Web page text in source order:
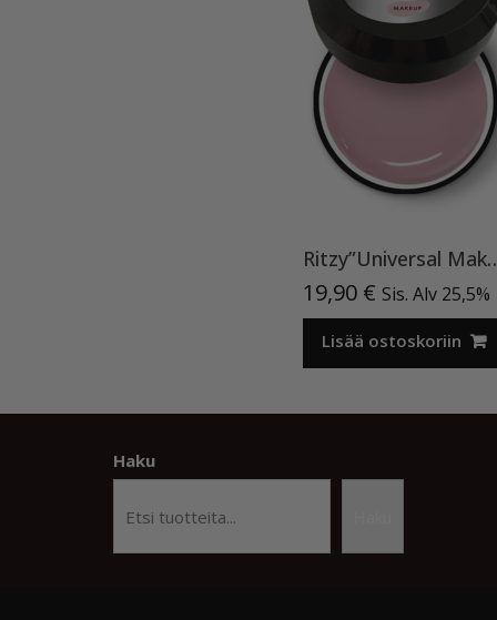
Ritzy”Universal
19,90 € Sis. Alv 25,5%
Lisää ostoskoriin
Haku